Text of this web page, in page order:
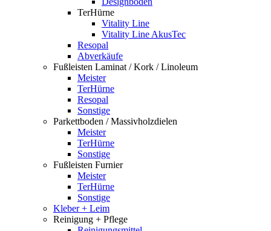
TerHürne
Vitality Line
Vitality Line AkusTec
Resopal
Abverkäufe
Fußleisten Laminat / Kork / Linoleum
Meister
TerHürne
Resopal
Sonstige
Parkettboden / Massivholzdielen
Meister
TerHürne
Sonstige
Fußleisten Furnier
Meister
TerHürne
Sonstige
Kleber + Leim
Reinigung + Pflege